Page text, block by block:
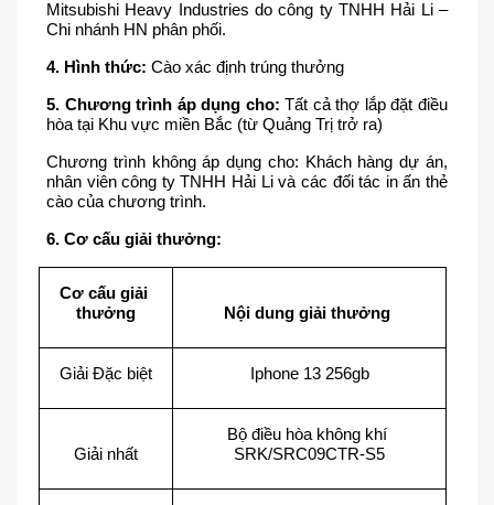
Mitsubishi Heavy Industries do công ty TNHH Hải Li –
Chi nhánh HN phân phối.
4. Hình thức: Cào xác định trúng thưởng
5. Chương trình áp dụng cho: Tất cả thợ lắp đặt điều
hòa tại Khu vực miền Bắc (từ Quảng Trị trở ra)
Chương trình không áp dụng cho: Khách hàng dự án,
nhân viên công ty TNHH Hải Li và các đối tác in ấn thẻ
cào của chương trình.
6. Cơ cấu giải thưởng:
Cơ cấu giải
thưởng
Nội dung giải thưởng
Giải Đặc biệt Iphone 13 256gb
Giải nhất
Bộ điều hòa không khí
SRK/SRC09CTR-S5